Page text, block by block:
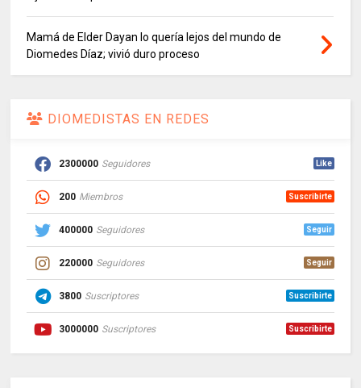
Mamá de Elder Dayan lo quería lejos del mundo de
Diomedes Díaz; vivió duro proceso
DIOMEDISTAS EN REDES
2300000 Seguidores Like
200 Miembros Suscribirte
400000 Seguidores Seguir
220000 Seguidores Seguir
3800 Suscriptores Suscribirte
3000000 Suscriptores Suscribirte